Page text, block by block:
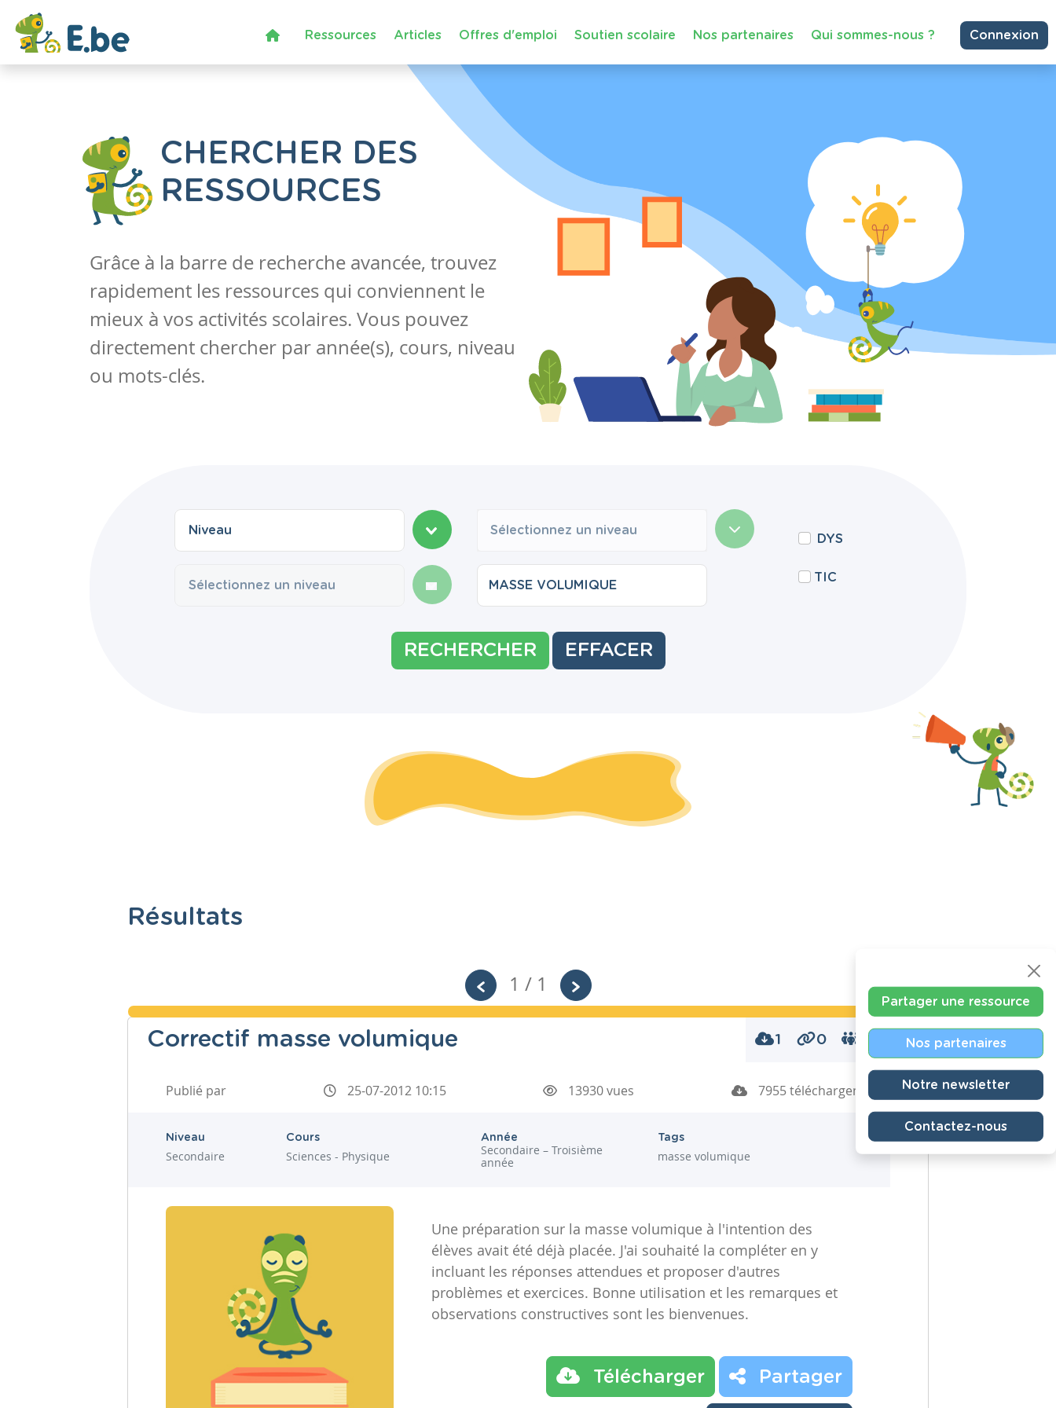
Ressources Articles Offres d'emploi Soutien scolaire Nos partenaires Qui sommes-nous ? Connexion
CHERCHER DES
RESSOURCES
Grâce à la barre de recherche avancée, trouvez
rapidement les ressources qui conviennent le
mieux à vos activités scolaires. Vous pouvez
directement chercher par année(s), cours, niveau
ou mots-clés.
Sélectionnez un niveau
DYS
TIC
RECHERCHER EFFACER
Résultats
1 / 1
Correctif masse volumique 1 0
Publié par 25-07-2012 10:15 13930 vues 7955 téléchargements
Niveau
Secondaire
Cours
Sciences - Physique
Année
Secondaire – Troisième
année
Tags
masse volumique
Une préparation sur la masse volumique à l'intention des
élèves avait été déjà placée. J'ai souhaité la compléter en y
incluant les réponses attendues et proposer d'autres
problèmes et exercices. Bonne utilisation et les remarques et
observations constructives sont les bienvenues.
Télécharger Partager
Partager une ressource
Nos partenaires
Notre newsletter
Contactez-nous